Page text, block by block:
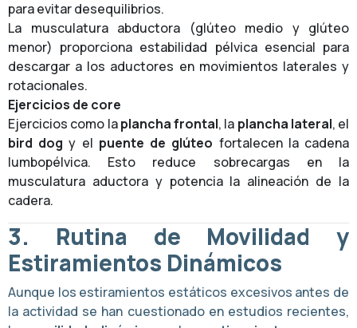
para evitar desequilibrios.
La musculatura abductora (glúteo medio y glúteo
menor) proporciona estabilidad pélvica esencial para
descargar a los aductores en movimientos laterales y
rotacionales.
Ejercicios de core
Ejercicios como laplancha frontal, la plancha lateral, el
bird dog y el puente de glúteo fortalecen la cadena
lumbopélvica. Esto reduce sobrecargas en la
musculatura aductora y potencia la alineación de la
cadera.
3. Rutina de Movilidad y
Estiramientos Dinámicos
Aunque los estiramientos estáticos excesivos antes de
la actividad se han cuestionado en estudios recientes,